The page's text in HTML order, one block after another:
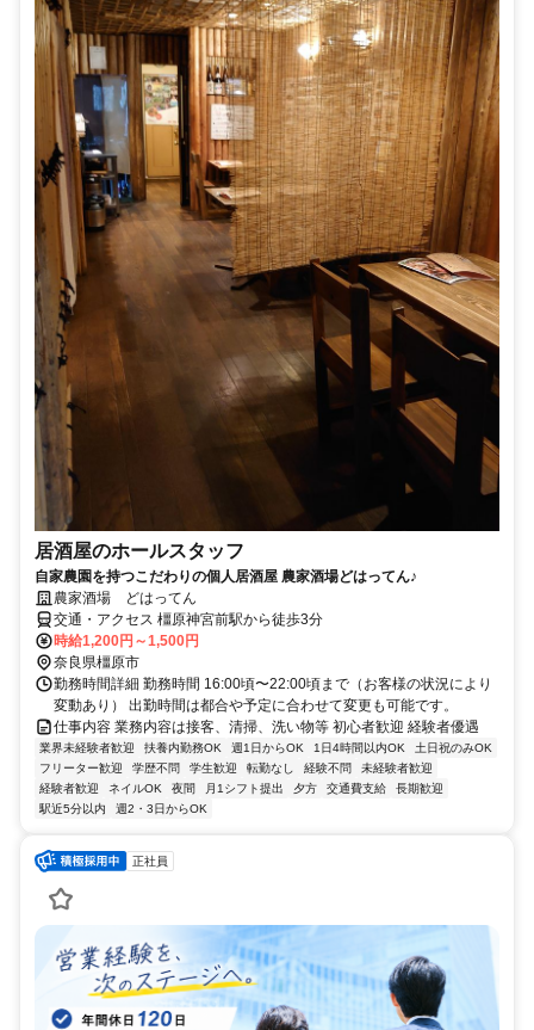
居酒屋のホールスタッフ
自家農園を持つこだわりの個人居酒屋 農家酒場どはってん♪
農家酒場 どはってん
交通・アクセス 橿原神宮前駅から徒歩3分
時給1,200円～1,500円
奈良県橿原市
勤務時間詳細 勤務時間 16:00頃〜22:00頃まで（お客様の状況により
変動あり） 出勤時間は都合や予定に合わせて変更も可能です。
仕事内容 業務内容は接客、清掃、洗い物等 初心者歓迎 経験者優遇
業界未経験者歓迎 扶養内勤務OK 週1日からOK 1日4時間以内OK
土日祝のみOK
フリーター歓迎
学歴不問 学生歓迎 転勤なし 経験不問
未経験者歓迎
経験者歓迎
ネイルOK 夜間 月1シフト提出 夕方 交通費支給
長期歓迎
駅近5分以内
週2・3日からOK
正社員